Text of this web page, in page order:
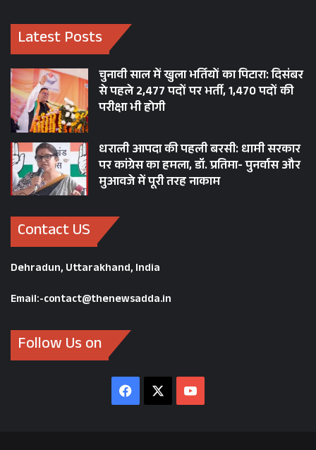
Latest Posts
चुनावी साल में खुला भर्तियों का पिटारा: दिसंबर
से पहले 2,477 पदों पर भर्ती, 1,470 पदों की
परीक्षा भी होगी
धराली आपदा की पहली बरसी: धामी सरकार
पर कांग्रेस का हमला, डॉ. प्रतिमा- पुनर्वास और
मुआवजे में पूरी तरह नाकाम
Contact US
Dehradun, Uttarakhand, India
Email:-contact@thenewsadda.in
Follow Us on
Facebook YouTube